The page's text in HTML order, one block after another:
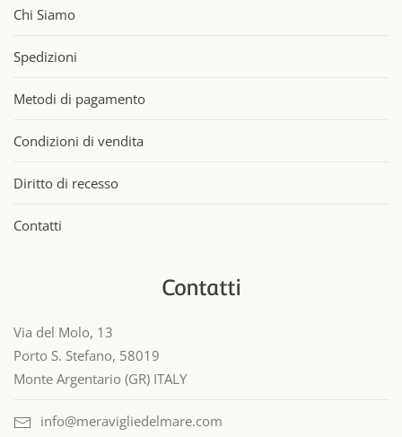
Chi Siamo
Spedizioni
Metodi di pagamento
Condizioni di vendita
Diritto di recesso
Contatti
Contatti
Via del Molo, 13
Porto S. Stefano, 58019
Monte Argentario (GR) ITALY
info@meravigliedelmare.com